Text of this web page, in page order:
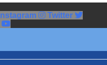
Instagram
Twitter